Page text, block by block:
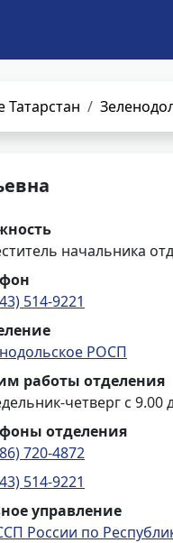
начальника
514-9221
РОСП
работы отделения
четверг с 9.00
отделения
720-4872
514-9221
управление
России по